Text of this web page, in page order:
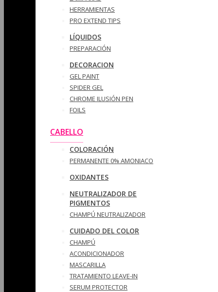
HERRAMIENTAS
PRO EXTEND TIPS
LÍQUIDOS
PREPARACIÓN
DECORACION
GEL PAINT
SPIDER GEL
CHROME ILUSIÓN PEN
FOILS
CABELLO
COLORACIÓN
PERMANENTE 0% AMONIACO
OXIDANTES
NEUTRALIZADOR DE
PIGMENTOS
CHAMPÚ NEUTRALIZADOR
CUIDADO DEL COLOR
CHAMPÚ
ACONDICIONADOR
MASCARILLA
TRATAMIENTO LEAVE-IN
SERUM PROTECTOR